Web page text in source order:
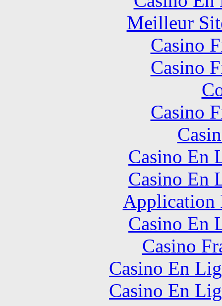
Meilleur
Casino
Casino
Casino
Casino En
Casino En
Application
Casino En
Casino
Casino En
Casino En